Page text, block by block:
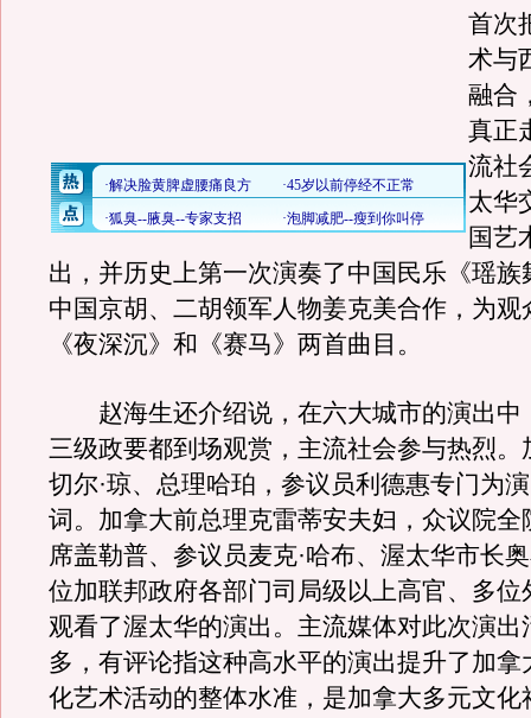
首次
术与
融合
真正
流社
太华
国艺
出，并历史上第一次演奏了中国民乐《瑶族
中国京胡、二胡领军人物姜克美合作，为观
《夜深沉》和《赛马》两首曲目。
赵海生还介绍说，在六大城市的演出中
三级政要都到场观赏，主流社会参与热烈。
切尔·琼、总理哈珀，参议员利德惠专门为
词。加拿大前总理克雷蒂安夫妇，众议院全
席盖勒普、参议员麦克·哈布、渥太华市长
位加联邦政府各部门司局级以上高官、多位
观看了渥太华的演出。主流媒体对此次演出
多，有评论指这种高水平的演出提升了加拿
化艺术活动的整体水准，是加拿大多元文化